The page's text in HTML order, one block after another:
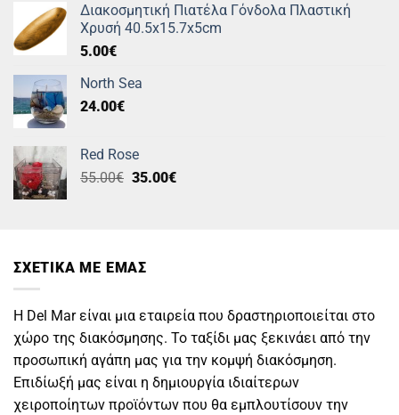
Διακοσμητική Πιατέλα Γόνδολα Πλαστική
Χρυσή 40.5x15.7x5cm
5.00€
North Sea
24.00€
Red Rose
55.00€ Original
35.00€Η
ΣΧΕΤΙΚΑ ΜΕ ΕΜΑΣ
Η Del Mar είναι μια εταιρεία που δραστηριοποιείται στο
χώρο της διακόσμησης. Το ταξίδι μας ξεκινάει από την
προσωπική αγάπη μας για την κομψή διακόσμηση.
Επιδίωξή μας είναι η δημιουργία ιδιαίτερων
χειροποίητων προϊόντων που θα εμπλουτίσουν την